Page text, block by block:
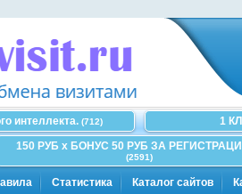
интеллекта. (712)
1
150 РУБ x БОНУС 50 РУБ ЗА
(2591)
Статистика Каталог сайтов